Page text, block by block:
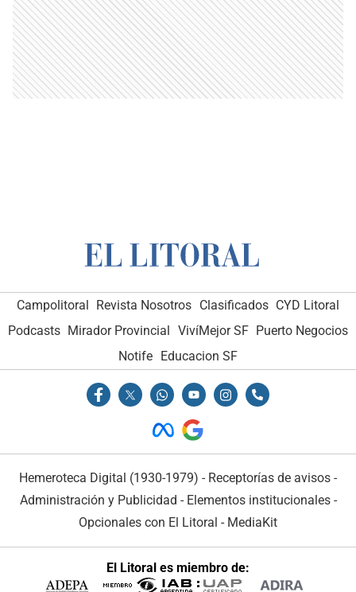
Campolitoral Revista Nosotros Clasificados CYD Litoral
Podcasts Mirador Provincial VivíMejor SF Puerto Negocios
Notife Educacion SF
Hemeroteca Digital (1930-1979) - Receptorías de avisos -
Administración y Publicidad - Elementos institucionales-
Opcionales con El Litoral - MediaKit
El Litoral es miembro de: